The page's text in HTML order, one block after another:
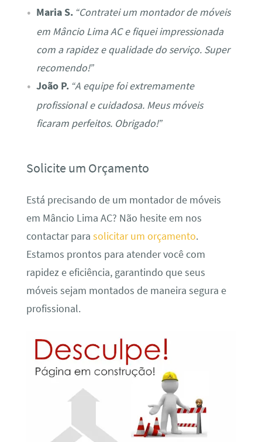
Maria S. “Contratei um montador de móveis
em Mâncio Lima AC e fiquei impressionada
com a rapidez e qualidade do serviço. Super
recomendo!”
João P. “A equipe foi extremamente
profissional e cuidadosa. Meus móveis
ficaram perfeitos. Obrigado!”
Solicite um Orçamento
Está precisando de um montador de móveis
em Mâncio Lima AC? Não hesite em nos
contactar para solicitar um orçamento.
Estamos prontos para atender você com
rapidez e eficiência, garantindo que seus
móveis sejam montados de maneira segura e
profissional.